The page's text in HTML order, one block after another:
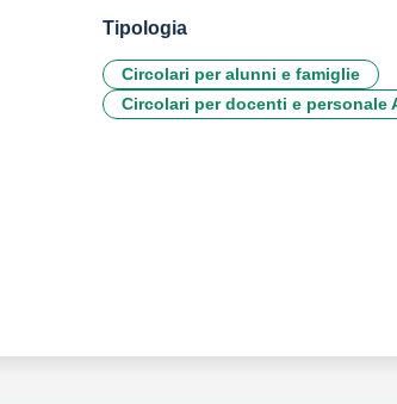
Tipologia
Circolari per alunni e famiglie
Circolari per docenti e personale